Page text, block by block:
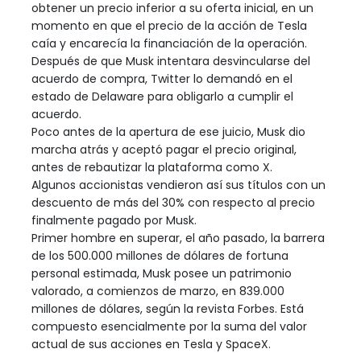
obtener un precio inferior a su oferta inicial, en un
momento en que el precio de la acción de Tesla
caía y encarecía la financiación de la operación.
Después de que Musk intentara desvincularse del
acuerdo de compra, Twitter lo demandó en el
estado de Delaware para obligarlo a cumplir el
acuerdo.
Poco antes de la apertura de ese juicio, Musk dio
marcha atrás y aceptó pagar el precio original,
antes de rebautizar la plataforma como X.
Algunos accionistas vendieron así sus títulos con un
descuento de más del 30% con respecto al precio
finalmente pagado por Musk.
Primer hombre en superar, el año pasado, la barrera
de los 500.000 millones de dólares de fortuna
personal estimada, Musk posee un patrimonio
valorado, a comienzos de marzo, en 839.000
millones de dólares, según la revista Forbes. Está
compuesto esencialmente por la suma del valor
actual de sus acciones en Tesla y SpaceX.